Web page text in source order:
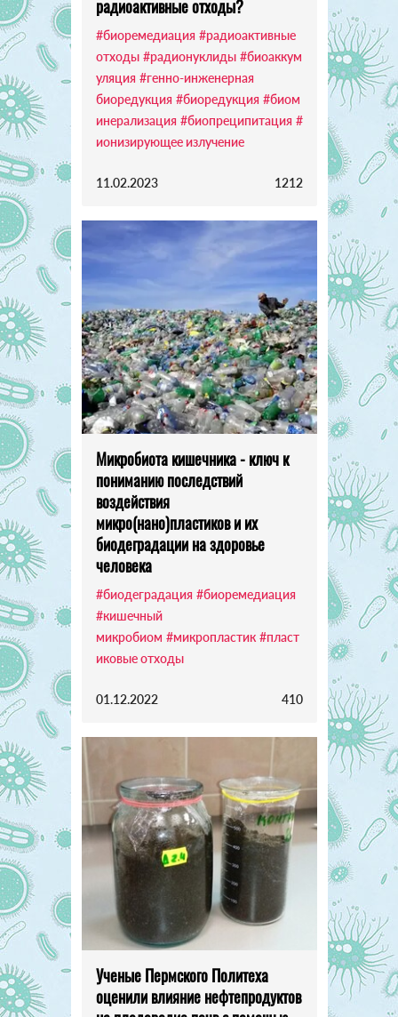
радиоактивные отходы?
#биоремедиация #радиоактивные
отходы #радионуклиды #биоаккум
уляция #генно-инженерная
биоредукция #биоредукция #биом
инерализация #биопреципитация #
ионизирующее излучение
11.02.2023 1212
Микробиота кишечника - ключ к
пониманию последствий
воздействия
микро(нано)пластиков и их
биодеградации на здоровье
человека
#биодеградация #биоремедиация
#кишечный
микробиом #микропластик #пласт
иковые отходы
01.12.2022 410
Ученые Пермского Политеха
оценили влияние нефтепродуктов